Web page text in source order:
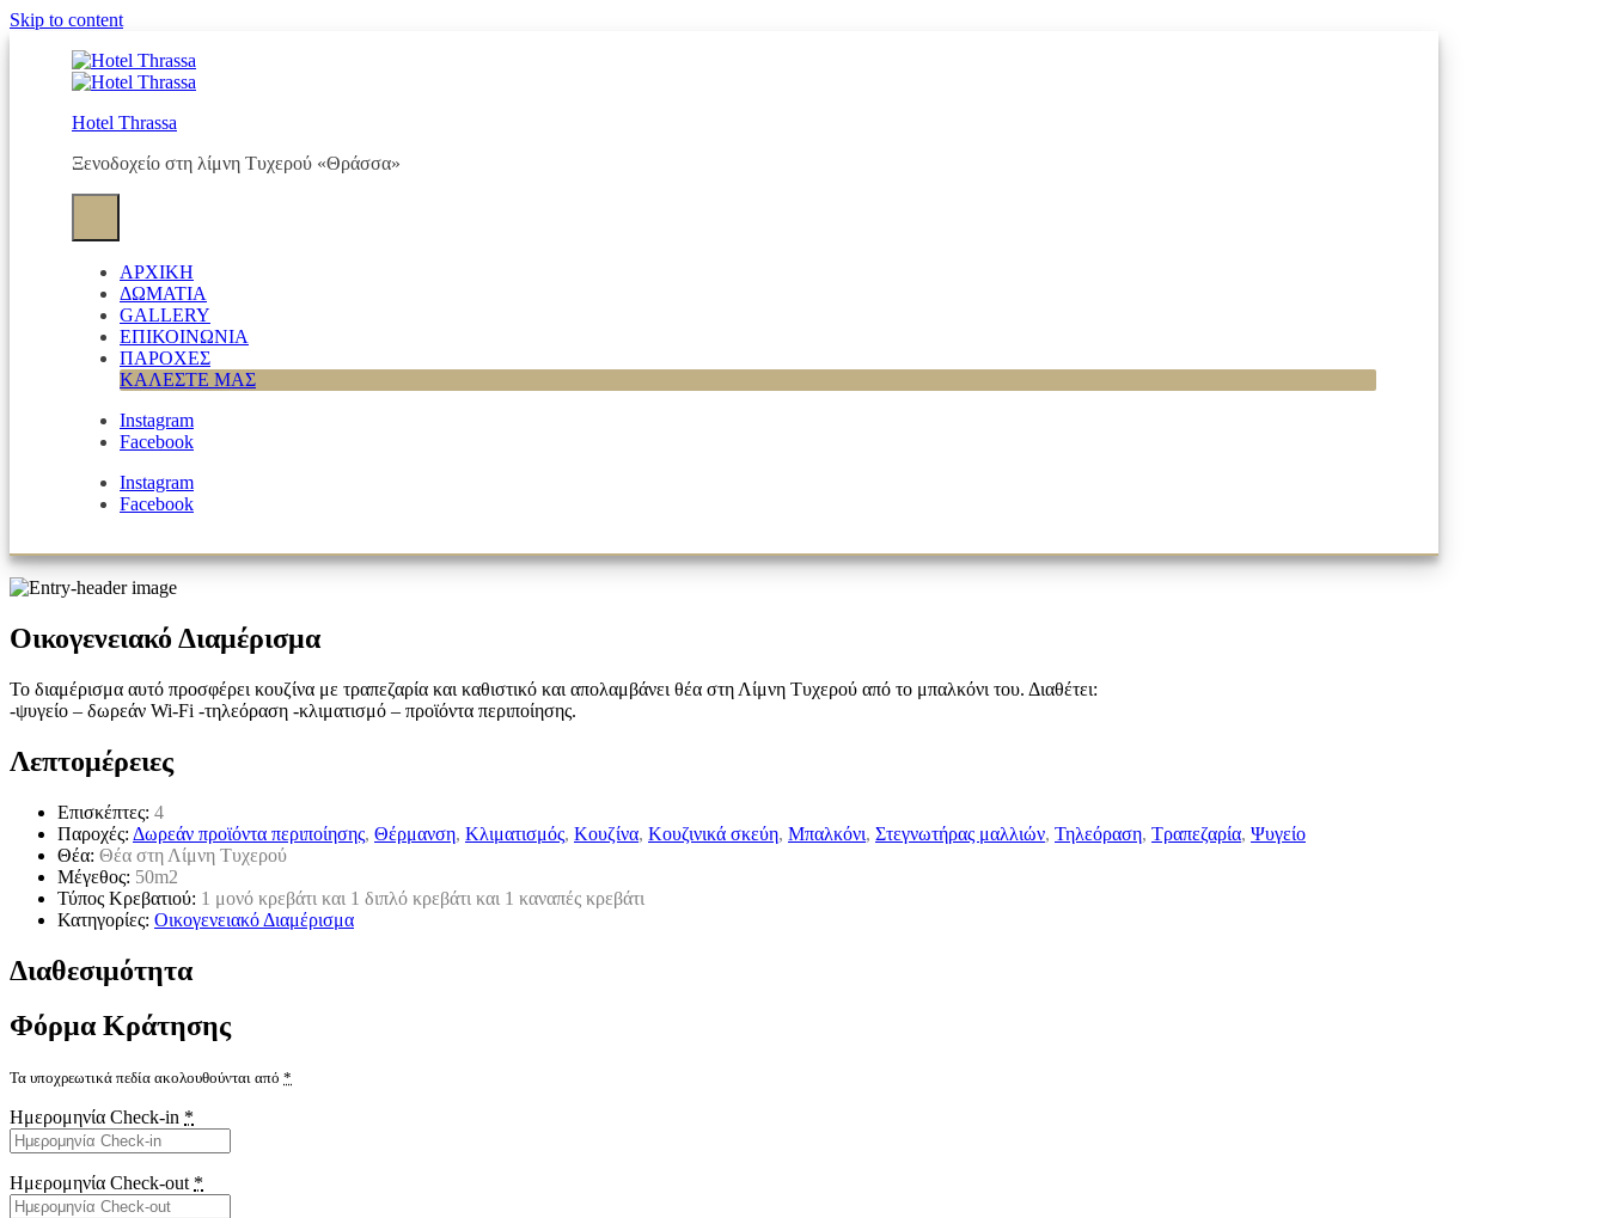
Skip to content
Hotel Thrassa
Ξενοδοχείο στη λίμνη Τυχερού «Θράσσα»
ΑΡΧΙΚΗ
ΔΩΜΑΤΙΑ
GALLERY
ΕΠΙΚΟΙΝΩΝΙΑ
ΠΑΡΟΧΕΣ
ΚΑΛΕΣΤΕ ΜΑΣ
Instagram
Facebook
Instagram
Facebook
Οικογενειακό Διαμέρισμα
Το διαμέρισμα αυτό προσφέρει κουζίνα με τραπεζαρία και καθιστικό και απολαμβάνει θέα στη Λίμνη Τυχερού από το μπαλκόνι του. Διαθέτει:
-ψυγείο – δωρεάν Wi-Fi -τηλεόραση -κλιματισμό – προϊόντα περιποίησης.
Λεπτομέρειες
Eπισκέπτες: 4
Παροχές: Δωρεάν προϊόντα περιποίησης, Θέρμανση, Κλιματισμός, Κουζίνα, Κουζινικά σκεύη, Μπαλκόνι, Στεγνωτήρας μαλλιών, Τηλεόραση, Τραπεζαρία, Ψυγείο
Θέα: Θέα στη Λίμνη Τυχερού
Μέγεθος: 50m2
Τύπος Κρεβατιού: 1 μονό κρεβάτι και 1 διπλό κρεβάτι και 1 καναπές κρεβάτι
Κατηγορίες: Οικογενειακό Διαμέρισμα
Διαθεσιμότητα
Φόρμα Κράτησης
Τα υποχρεωτικά πεδία ακολουθούνται από *
Ημερομηνία Check-in *
Ημερομηνία Check-out *